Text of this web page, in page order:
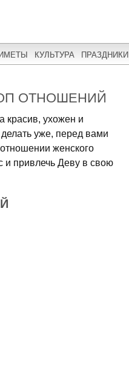
КУЛЬТУРА ПРАЗДНИКИ
ОТНОШЕНИЙ
красив, ухожен и
уже, перед вами
женского
и привлечь Деву в свою